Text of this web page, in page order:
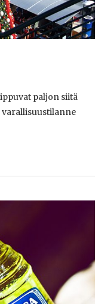
paljon siitä
varallisuustilanne